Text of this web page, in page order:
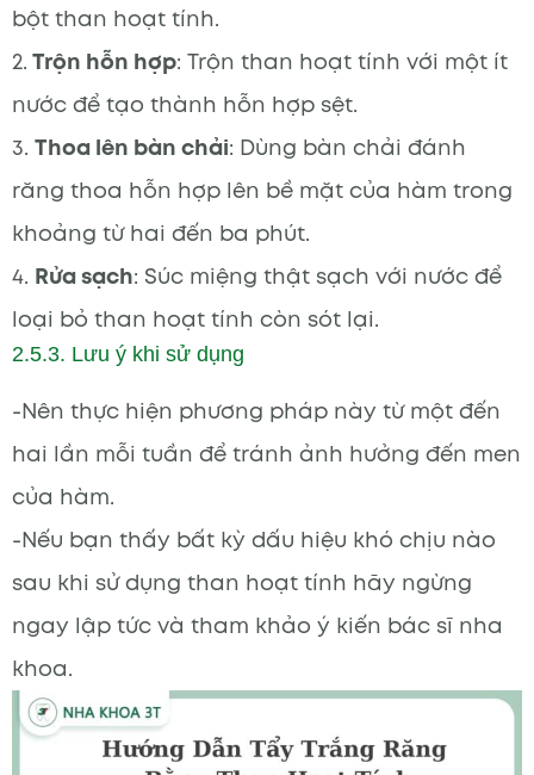
bột than hoạt tính.
2.Trộn hỗn hợp: Trộn than hoạt tính với một ít
nước để tạo thành hỗn hợp sệt.
3. Thoa lên bàn chải: Dùng bàn chải đánh
răng thoa hỗn hợp lên bề mặt của hàm trong
khoảng từ hai đến ba phút.
4. Rửa sạch: Súc miệng thật sạch với nước để
loại bỏ than hoạt tính còn sót lại.
2.5.3. Lưu ý khi sử dụng
-Nên thực hiện phương pháp này từ một đến
hai lần mỗi tuần để tránh ảnh hưởng đến men
của hàm.
-Nếu bạn thấy bất kỳ dấu hiệu khó chịu nào
sau khi sử dụng than hoạt tính hãy ngừng
ngay lập tức và tham khảo ý kiến bác sĩ nha
khoa.